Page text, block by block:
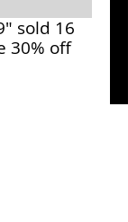
sold 16
30% off